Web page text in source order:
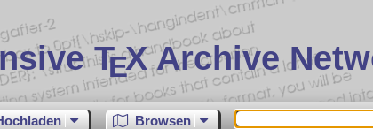
TEX Archive
Browsen